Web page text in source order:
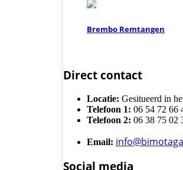
Brembo Remtangen
Direct contact
Locatie: Gesitueerd in
Telefoon 1: 06 54 72 66
Telefoon 2: 06 38 75 02
Email:
Social media